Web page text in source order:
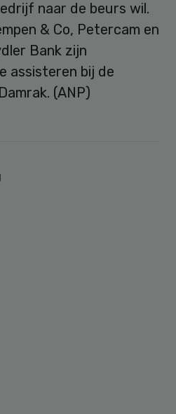
naar de beurs wil.
& Co, Petercam en
Bank zijn
assisteren bij de
(ANP)